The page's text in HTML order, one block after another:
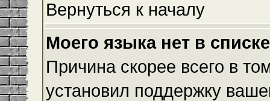
Вернуться к началу
Моего языка нет в
Причина скорее всего в
установил поддержку